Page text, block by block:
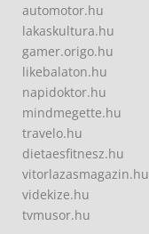
automotor.hu
lakaskultura.hu
gamer.origo.hu
likebalaton.hu
napidoktor.hu
mindmegette.hu
travelo.hu
dietaesfitnesz.hu
vitorlazasmagazin.hu
videkize.hu
tvmusor.hu